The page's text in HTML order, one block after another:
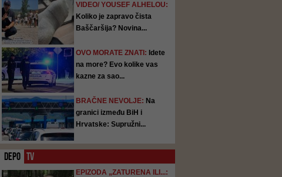
VIDEO/ YOUSEF ALHELOU:
Koliko je zapravo čista
Baščaršija? Novina...
OVO MORATE ZNATI: Idete
na more? Evo kolike vas
kazne za sao...
BRAČNE NEVOLJE: Na
granici između BiH i
Hrvatske: Supružni...
DEPO TV
EPIZODA „ZATURENA ILI...: